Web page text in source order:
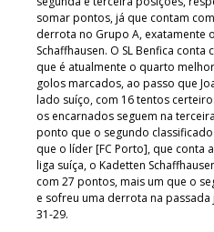
somar pontos, já que contam
derrota no Grupo A, exatamente
Schaffhausen. O SL Benfica
que é atualmente o quarto
golos marcados, ao passo que
lado suíço, com 16 tentos
os encarnados seguem na
ponto que o segundo
que o líder [FC Porto], que conta
liga suíça, o Kadetten
com 27 pontos, mais um que o
e sofreu uma derrota na
31-29.